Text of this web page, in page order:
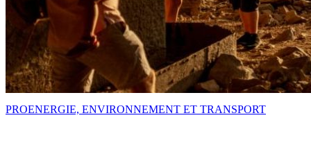
PROENERGIE, ENVIRONNEMENT ET TRANSPORT